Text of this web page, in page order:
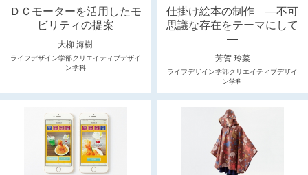
ＤＣモーターを活用したモ
ビリティの提案
大柳 海樹
ライフデザイン学部クリエイティブデザイ
ン学科
仕掛け絵本の制作 ―不可
思議な存在をテーマにして
―
芳賀 玲菜
ライフデザイン学部クリエイティブデザイ
ン学科